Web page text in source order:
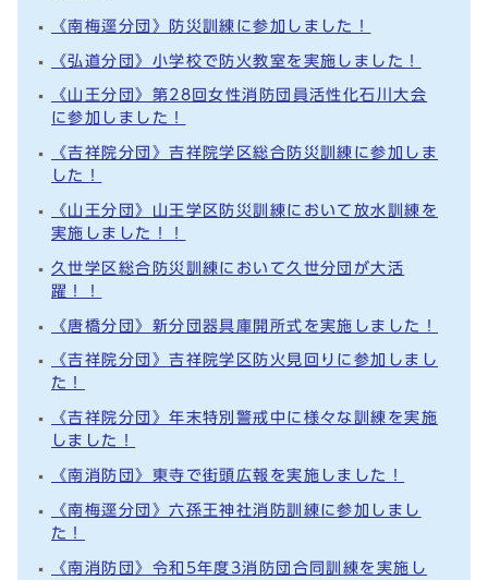
《南梅逕分団》防災訓練に参加しました！
《弘道分団》小学校で防火教室を実施しました！
《山王分団》第28回女性消防団員活性化石川大会
に参加しました！
《吉祥院分団》吉祥院学区総合防災訓練に参加しま
した！
《山王分団》山王学区防災訓練において放水訓練を
実施しました！！
久世学区総合防災訓練において久世分団が大活
躍！！
《唐橋分団》新分団器具庫開所式を実施しました！
《吉祥院分団》吉祥院学区防火見回りに参加しまし
た！
《吉祥院分団》年末特別警戒中に様々な訓練を実施
しました！
《南消防団》東寺で街頭広報を実施しました！
《南梅逕分団》六孫王神社消防訓練に参加しまし
た！
《南消防団》令和5年度3消防団合同訓練を実施し